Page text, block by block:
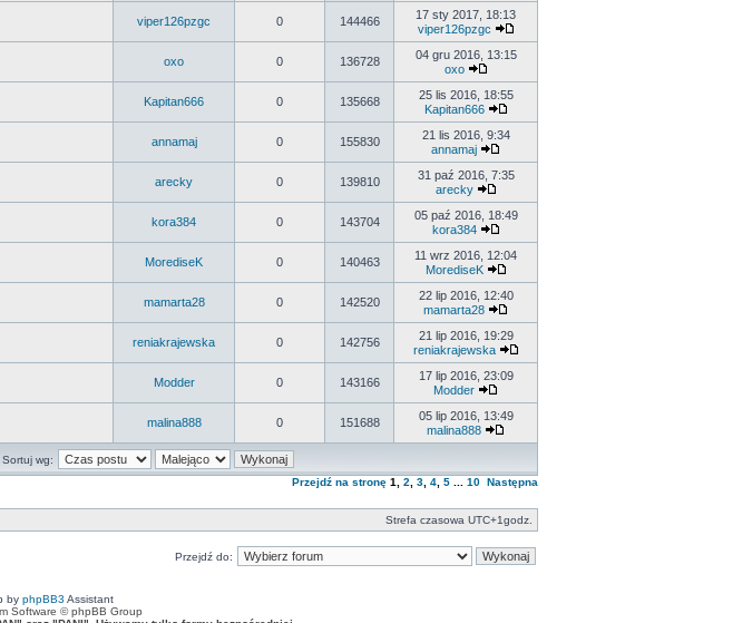
viper126pzgc 0 144466
17 sty 2017, 18:13
viper126pzgc
oxo 0 136728
04 gru 2016, 13:15
oxo
Kapitan666 0 135668
25 lis 2016, 18:55
Kapitan666
annamaj 0 155830
21 lis 2016, 9:34
annamaj
arecky 0 139810
31 paź 2016, 7:35
arecky
kora384 0 143704
05 paź 2016, 18:49
kora384
MorediseK 0 140463
11 wrz 2016, 12:04
MorediseK
mamarta28 0 142520
22 lip 2016, 12:40
mamarta28
reniakrajewska 0 142756
21 lip 2016, 19:29
reniakrajewska
Modder 0 143166
17 lip 2016, 23:09
Modder
malina888 0 151688
05 lip 2016, 13:49
malina888
Sortuj wg:
Przejdź na stronę 1 2 3 4 5 10 Następna
Strefa czasowa UTC+1godz.
Przejdź do:
by phpBB3 Assistant
Software © phpBB Group